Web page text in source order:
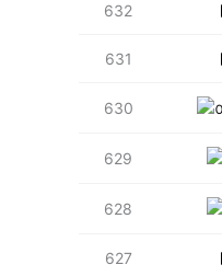
632
631
630
629
628
627